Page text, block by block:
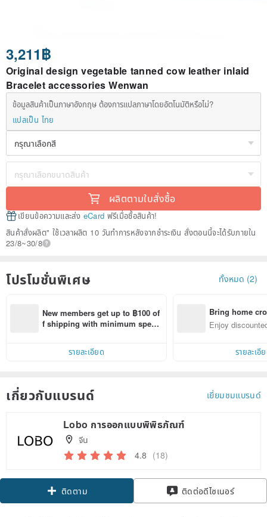
3,211฿
Original design vegetable tanned cow leather inlaid
Bracelet accessories Wenwan
ข้อมูลสินค้าเป็นภาษาอังกฤษ ต้องการแปลภาษาโดยอัตโนมัติหรือไม่?
แปลเป็น ไทย
ผลิตตามใบสั่งซื้อ
เขียนข้อความและส่ง eCard ฟรีเมื่อซื้อสินค้า!
สินค้าสั่งผลิต" ใช้เวลาผลิต 10 วันทำการหลังจากชำระเงิน สั่งตอนนี้จะได้รับภายใน
23/8~30/8
โปรโมชั่นพิเศษ ทั้งหมด (2)
New members get up to ฿100 of
f shipping with minimum spen
รายละเอียด
Bring home
n with ease
Enjoy
รายละเอี
เกี่ยวกับแบรนด์ เยี่ยมชมแบรนด์
Lobo การออกแบบพิพิธภัณฑ์
จีน
4.8 (18)
ติดตาม ติดต่อดีไซเนอร์